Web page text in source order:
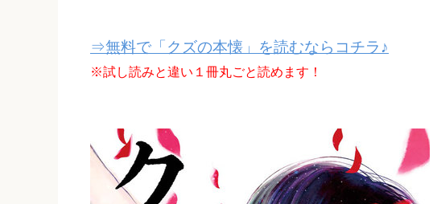
⇒無料で「クズの本懐」を読むならコチラ♪
※試し読みと違い１冊丸ごと読めます！